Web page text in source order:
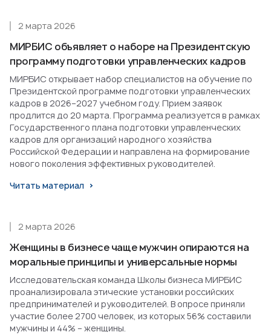
МИРБИС объявляет о наборе на Президентскую
программу подготовки управленческих кадров
2 марта 2026
МИРБИС открывает набор специалистов на обучение по
Президентской программе подготовки управленческих
кадров в 2026–2027 учебном году. Прием заявок
продлится до 20 марта. Программа реализуется в рамках
Государственного плана подготовки управленческих
кадров для организаций народного хозяйства
Российской Федерации и направлена на формирование
нового поколения эффективных руководителей.
Читать материал
Женщины в бизнесе чаще мужчин опираются на
моральные принципы и универсальные нормы
2 марта 2026
Исследовательская команда Школы бизнеса МИРБИС
проанализировала этические установки российских
предпринимателей и руководителей. В опросе приняли
участие более 2700 человек, из которых 56% составили
мужчины и 44% – женщины.